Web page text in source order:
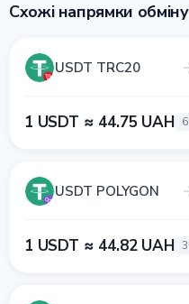
Схожі напрямки обміну
USDT TRC20
1 USDT ≈ 44.75 UAH
USDT POLYGON
1 USDT ≈ 44.82 UAH